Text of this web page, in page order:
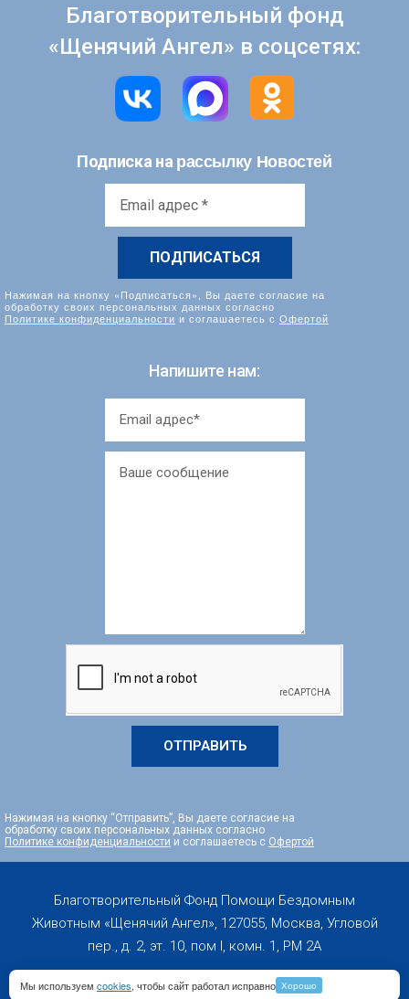
Благотворительный фонд
«Щенячий Ангел» в соцсетях:
Подписка на рассылку Новостей
Нажимая на кнопку «Подписаться», Вы даете согласие на
обработку своих персональных данных согласно
Политике конфиденциальности и соглашаетесь с Офертой
Напишите нам:
ОТПРАВИТЬ
Нажимая на кнопку “Отправить”, Вы даете согласие на
обработку своих персональных данных согласно
Политике конфиденциальности и соглашаетесь с Офертой
Благотворительный Фонд Помощи Бездомным
Животным «Щенячий Ангел», 127055, Москва, Угловой
пер., д. 2, эт. 10, пом I, комн. 1, PM 2А
Copyright 2019-2026 © All rights Reserved
Мы используем cookies, чтобы сайт работал исправно Хорошо